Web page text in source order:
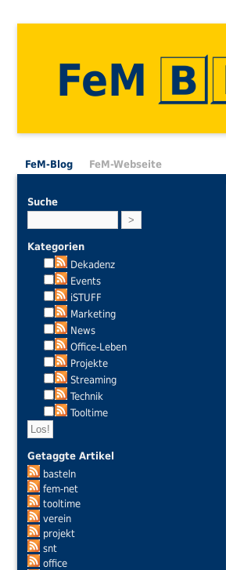
FeM
FeM-Blog FeM-Webseite
Suche
Kategorien
Dekadenz
Events
iSTUFF
Marketing
News
Office-Leben
Projekte
Streaming
Technik
Tooltime
Getaggte Artikel
basteln
fem-net
tooltime
verein
projekt
snt
office